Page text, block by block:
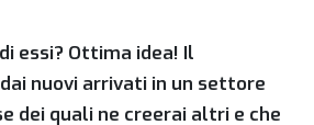
essi? Ottima idea! Il
nuovi arrivati in un settore
dei quali ne creerai altri e che